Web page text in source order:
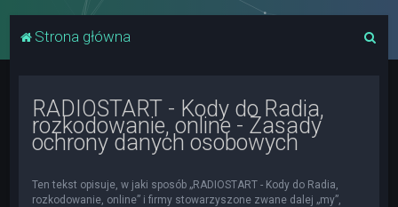
Strona główna
RADIOSTART - Kody do Radia,
rozkodowanie, online - Zasady
ochrony danych osobowych
Ten tekst opisuje, w jaki sposób „RADIOSTART - Kody do Radia,
rozkodowanie, online” i firmy stowarzyszone zwane dalej „my”,